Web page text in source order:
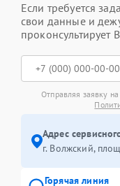
Если требуется
свои данные и
проконсультирует
Отправляя заявку
Адрес
г. Волжский,
Горячая линия